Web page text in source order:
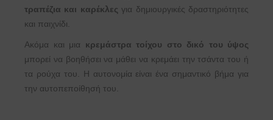
τραπέζια και καρέκλες για δημιουργικές δραστηριότητες
και παιχνίδι.
Ακόμα και μια κρεμάστρα τοίχου στο δικό του ύψος
μπορεί να βοηθήσει να μάθει να κρεμάει την τσάντα του ή
τα ρούχα του. Η αυτονομία είναι ένα σημαντικό βήμα για
την αυτοπεποίθησή του.